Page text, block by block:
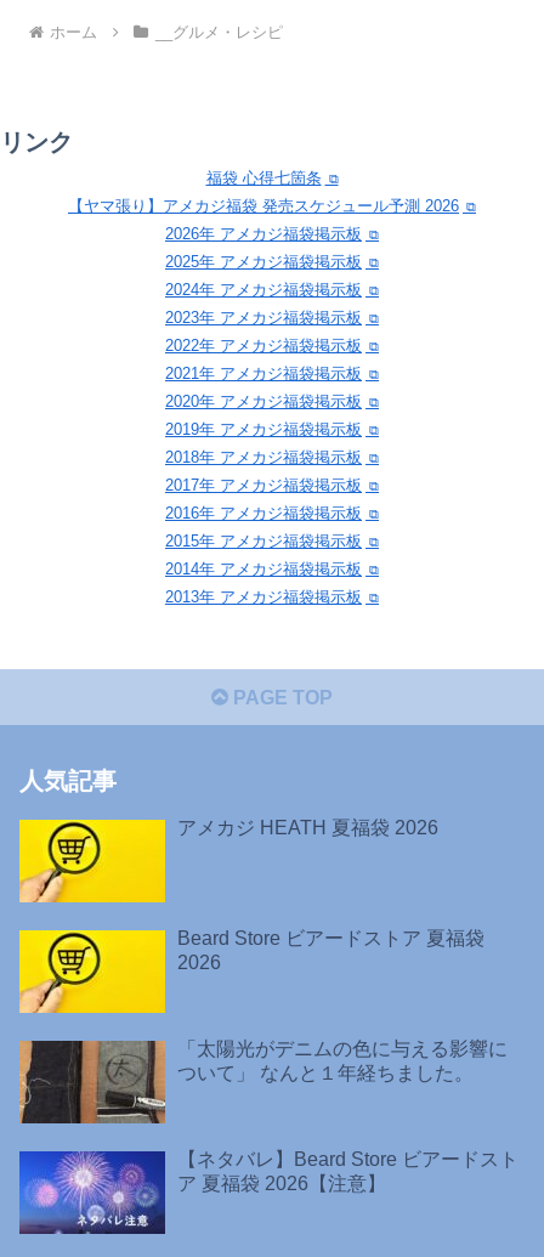
ホーム __グルメ・レシピ
リンク
福袋 心得七箇条
【ヤマ張り】アメカジ福袋 発売スケジュール予測 2026
2026年 アメカジ福袋掲示板
2025年 アメカジ福袋掲示板
2024年 アメカジ福袋掲示板
2023年 アメカジ福袋掲示板
2022年 アメカジ福袋掲示板
2021年 アメカジ福袋掲示板
2020年 アメカジ福袋掲示板
2019年 アメカジ福袋掲示板
2018年 アメカジ福袋掲示板
2017年 アメカジ福袋掲示板
2016年 アメカジ福袋掲示板
2015年 アメカジ福袋掲示板
2014年 アメカジ福袋掲示板
2013年 アメカジ福袋掲示板
PAGE TOP
人気記事
アメカジ HEATH 夏福袋 2026
Beard Store ビアードストア 夏福袋
2026
「太陽光がデニムの色に与える影響に
ついて」 なんと１年経ちました。
【ネタバレ】Beard Store ビアードスト
ア 夏福袋 2026【注意】